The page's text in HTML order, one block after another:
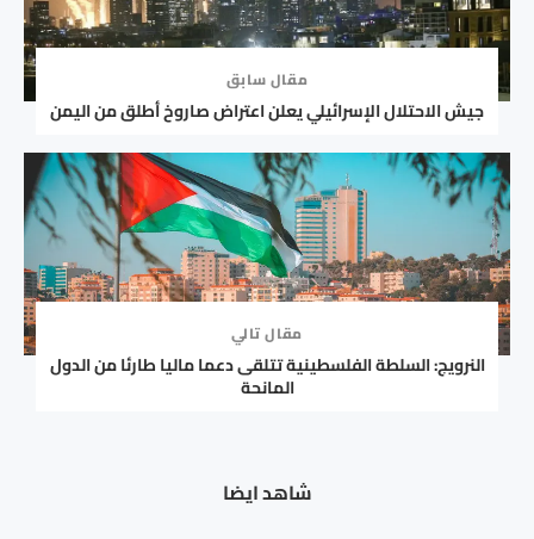
مقال سابق
جيش الاحتلال الإسرائيلي يعلن اعتراض صاروخ أطلق من اليمن
مقال تالي
النرويج: السلطة الفلسطينية تتلقى دعما ماليا طارئا من الدول
المانحة
شاهد ايضا